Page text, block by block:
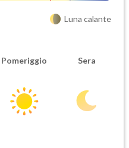
Luna calante
Pomeriggio Sera